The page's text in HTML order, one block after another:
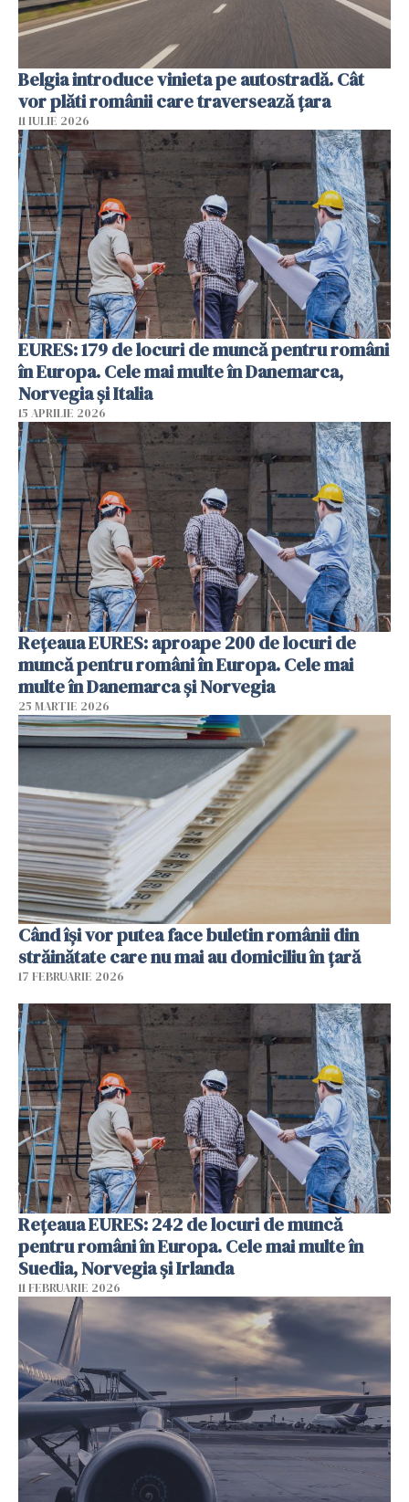
Belgia introduce vinieta pe autostradă. Cât
vor plăti românii care traversează țara
11 IULIE 2026
EURES: 179 de locuri de muncă pentru români
în Europa. Cele mai multe în Danemarca,
Norvegia și Italia
15 APRILIE 2026
Rețeaua EURES: aproape 200 de locuri de
muncă pentru români în Europa. Cele mai
multe în Danemarca și Norvegia
25 MARTIE 2026
Când își vor putea face buletin românii din
străinătate care nu mai au domiciliu în țară
17 FEBRUARIE 2026
Rețeaua EURES: 242 de locuri de muncă
pentru români în Europa. Cele mai multe în
Suedia, Norvegia și Irlanda
11 FEBRUARIE 2026